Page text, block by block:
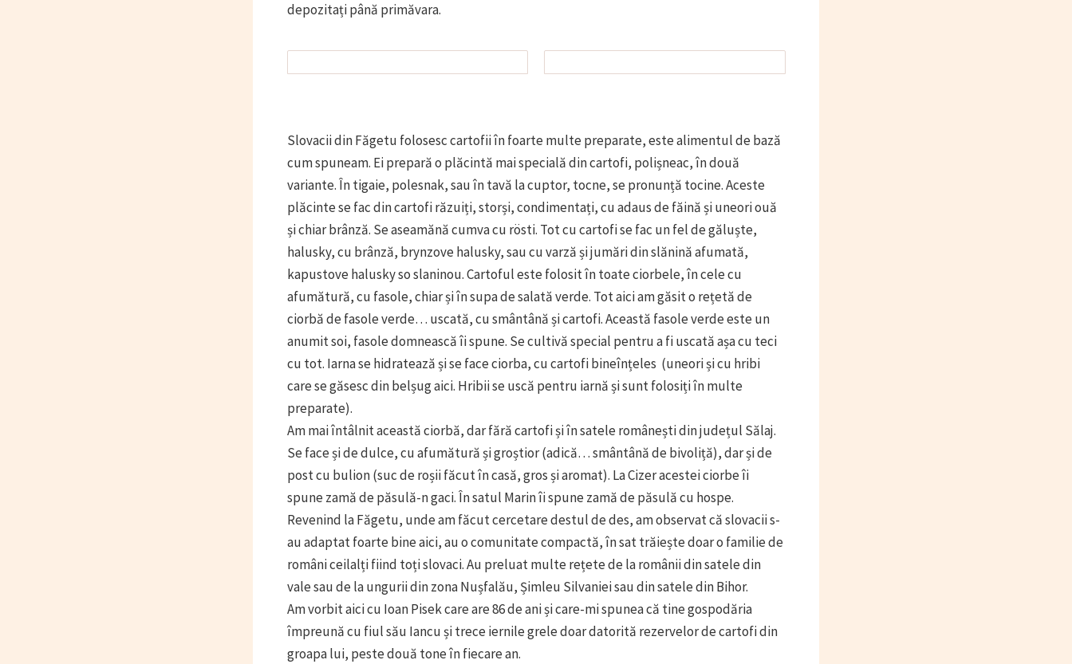
depozitați până primăvara.
Slovacii din Făgetu folosesc cartofii în foarte multe preparate, este alimentul de bază
cum spuneam. Ei prepară o plăcintă mai specială din cartofi, polișneac, în două
variante. În tigaie, polesnak, sau în tavă la cuptor, tocne, se pronunță tocine. Aceste
plăcinte se fac din cartofi răzuiți, storși, condimentați, cu adaus de făină și uneori ouă
și chiar brânză. Se aseamănă cumva cu rösti. Tot cu cartofi se fac un fel de găluște,
halusky, cu brânză, brynzove halusky, sau cu varză și jumări din slănină afumată,
kapustove halusky so slaninou. Cartoful este folosit în toate ciorbele, în cele cu
afumătură, cu fasole, chiar și în supa de salată verde. Tot aici am găsit o rețetă de
ciorbă de fasole verde… uscată, cu smântână și cartofi. Această fasole verde este un
anumit soi, fasole domnească îi spune. Se cultivă special pentru a fi uscată așa cu teci
cu tot. Iarna se hidratează și se face ciorba, cu cartofi bineînțeles (uneori și cu hribi
care se găsesc din belșug aici. Hribii se uscă pentru iarnă și sunt folosiți în multe
preparate).
Am mai întâlnit această ciorbă, dar fără cartofi și în satele românești din județul Sălaj.
Se face și de dulce, cu afumătură și groștior (adică… smântână de bivoliță), dar și de
post cu bulion (suc de roșii făcut în casă, gros și aromat). La Cizer acestei ciorbe îi
spune zamă de păsulă-n gaci. În satul Marin îi spune zamă de păsulă cu hospe.
Revenind la Făgetu, unde am făcut cercetare destul de des, am observat că slovacii s-
au adaptat foarte bine aici, au o comunitate compactă, în sat trăiește doar o familie de
români ceilalți fiind toți slovaci. Au preluat multe rețete de la românii din satele din
vale sau de la ungurii din zona Nușfalău, Șimleu Silvaniei sau din satele din Bihor.
Am vorbit aici cu Ioan Pisek care are 86 de ani și care-mi spunea că tine gospodăria
împreună cu fiul său Iancu și trece iernile grele doar datorită rezervelor de cartofi din
groapa lui, peste două tone în fiecare an.